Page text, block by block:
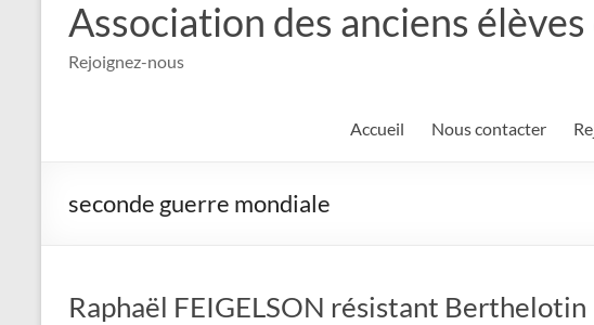
Association des anciens
Rejoignez-nous
Accueil Nous contacter
seconde guerre mondiale
Raphaël FEIGELSON résistant Berthelotin